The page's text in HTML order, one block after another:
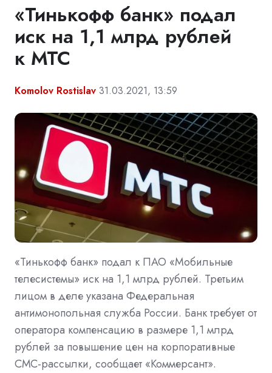
«Тинькофф банк» подал
иск на 1,1 млрд рублей
к МТС
Komolov Rostislav 31.03.2021, 13:59
«Тинькофф банк» подал к ПАО «Мобильные
телесистемы» иск на 1,1 млрд рублей. Третьим
лицом в деле указана Федеральная
антимонопольная служба России. Банк требует от
оператора компенсацию в размере 1,1 млрд
рублей за повышение цен на корпоративные
СМС-рассылки, сообщает «Коммерсант».